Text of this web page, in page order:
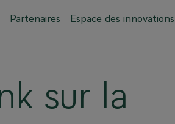
Partenaires Espace des innovations
sur la